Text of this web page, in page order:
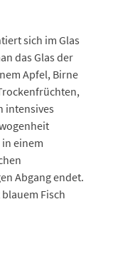
sich im Glas
das Glas der
Apfel, Birne
intensives
einem
Abgang endet.
Fisch